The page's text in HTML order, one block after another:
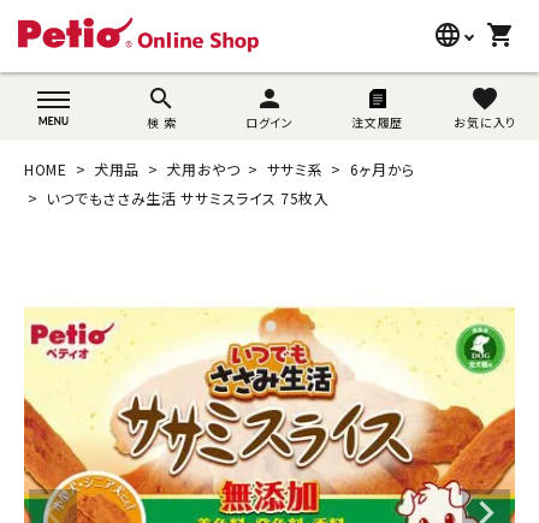
language
wovn-lang-name
shopping_cart
search
検 索
person
ログイン 注文履歴
favorite
お気に入り
search
猫用品
ブランド別に探す
目的別に探す
SNS
ご利用案内
HOME 犬用品 犬用おやつ ササミ系
6ヶ月から
いつでもささみ生活 ササミスライス 75枚入